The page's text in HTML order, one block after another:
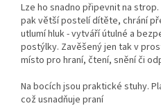
Lze ho snadno připevnit na
pak větší postelí dítěte, chrání
utlumí hluk - vytváří útulné a
postýlky. Zavěšený jen tak v
místo pro hraní, čtení, snění či
Na bocích jsou praktické stuhy.
což usnadňuje praní